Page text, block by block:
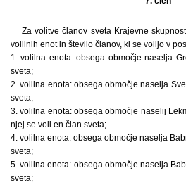
Za volitve članov sveta Krajevne
volilnih enot in število članov, ki se volijo v
1. volilna enota: obsega območje naselja
sveta;
2. volilna enota: obsega območje naselja
sveta;
3. volilna enota: obsega območje naselij
njej se voli en član sveta;
4. volilna enota: obsega območje naselja
sveta;
5. volilna enota: obsega območje naselja
sveta;